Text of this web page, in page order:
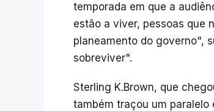
temporada em que a
estão a viver, pessoas que
planeamento do governo",
sobreviver".
Sterling K.Brown, que
também traçou um paralelo